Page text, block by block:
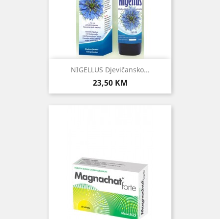
NIGELLUS Djevičansko...
Cijena
23,50 KM